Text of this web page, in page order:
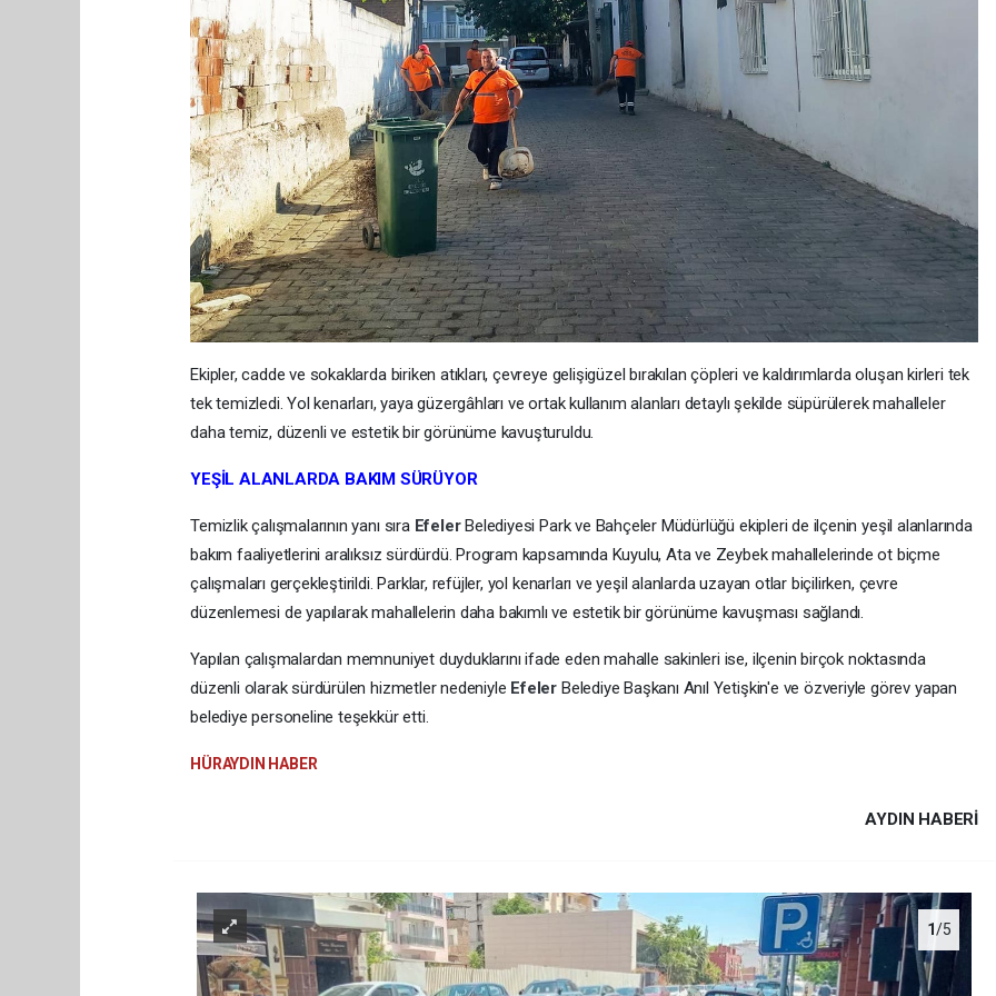
Ekipler, cadde ve sokaklarda biriken atıkları, çevreye gelişigüzel bırakılan çöpleri ve kaldırımlarda oluşan kirleri tek
tek temizledi. Yol kenarları, yaya güzergâhları ve ortak kullanım alanları detaylı şekilde süpürülerek mahalleler
daha temiz, düzenli ve estetik bir görünüme kavuşturuldu.
YEŞİL ALANLARDA BAKIM SÜRÜYOR
Temizlik çalışmalarının yanı sıra EfelerBelediyesi Park ve Bahçeler Müdürlüğü ekipleri de ilçenin yeşil alanlarında
bakım faaliyetlerini aralıksız sürdürdü. Program kapsamında Kuyulu, Ata ve Zeybek mahallelerinde ot biçme
çalışmaları gerçekleştirildi. Parklar, refüjler, yol kenarları ve yeşil alanlarda uzayan otlar biçilirken, çevre
düzenlemesi de yapılarak mahallelerin daha bakımlı ve estetik bir görünüme kavuşması sağlandı.
Yapılan çalışmalardan memnuniyet duyduklarını ifade eden mahalle sakinleri ise, ilçenin birçok noktasında
düzenli olarak sürdürülen hizmetler nedeniyle Efeler Belediye Başkanı Anıl Yetişkin'e ve özveriyle görev yapan
belediye personeline teşekkür etti.
HÜRAYDIN HABER
AYDIN HABERİ
1/5